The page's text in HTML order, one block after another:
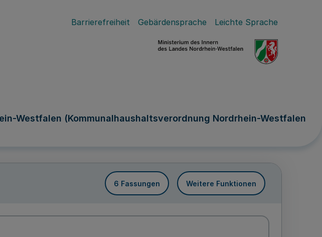
Barrierefreiheit Gebärdensprache Leichte Sprache
Westfalen (Kommunalhaushaltsverordnung Nordrhein-Westfalen
6 Fassungen Weitere Funktionen